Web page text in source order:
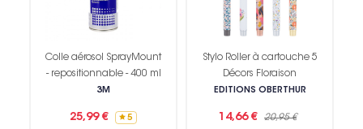
Colle aérosol SprayMount
- repositionnable - 400 ml
3M
25,99 € 5
Stylo Roller à cartouche 5
Décors Floraison
EDITIONS OBERTHUR
14,66 € 20,95 €